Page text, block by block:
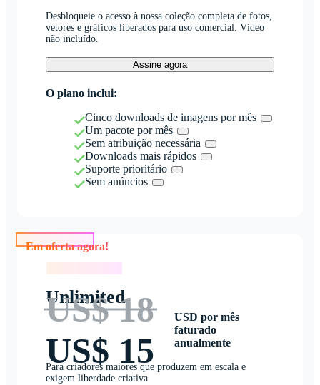
Desbloqueie o acesso à nossa coleção completa de fotos,
vetores e gráficos liberados para uso comercial. Vídeo
não incluído.
Assine agora
O plano inclui:
Cinco downloads de imagens por mês
Um pacote por mês
Sem atribuição necessária
Downloads mais rápidos
Suporte prioritário
Sem anúncios
Unlimited
US$ 18
US$ 15
USD por mês
faturado
anualmente
Para criadores maiores que produzem em escala e
exigem liberdade criativa